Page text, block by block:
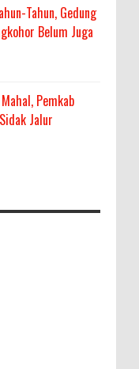
Tahun, Gedung
Belum Juga
Pemkab
Jalur